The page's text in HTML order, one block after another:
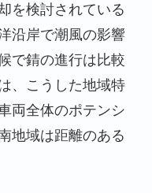
を検討されている
沿岸で潮風の影響
で錆の進行は比較
、こうした地域特
両全体のポテンシ
地域は距離のある